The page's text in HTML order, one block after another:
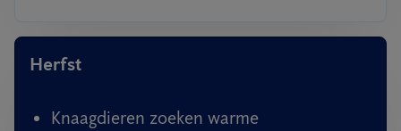
Herfst
Knaagdieren zoeken warme